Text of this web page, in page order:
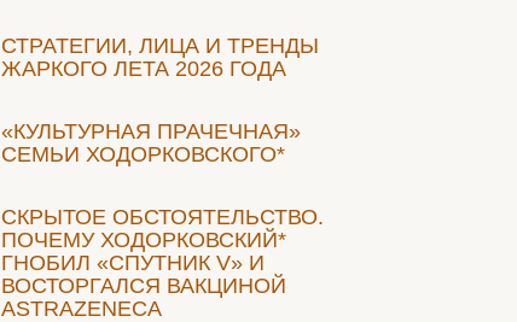
СТРАТЕГИИ, ЛИЦА И ТРЕНДЫ
ЖАРКОГО ЛЕТА 2026 ГОДА
«КУЛЬТУРНАЯ ПРАЧЕЧНАЯ»
СЕМЬИ ХОДОРКОВСКОГО*
СКРЫТОЕ ОБСТОЯТЕЛЬСТВО.
ПОЧЕМУ ХОДОРКОВСКИЙ*
ГНОБИЛ «СПУТНИК V» И
ВОСТОРГАЛСЯ ВАКЦИНОЙ
ASTRAZENECA